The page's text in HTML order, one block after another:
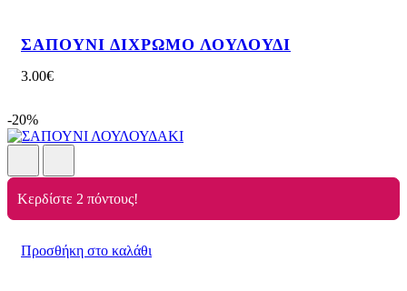
ΣΑΠΟΥΝΙ ΔΙΧΡΩΜΟ ΛΟΥΛΟΥΔΙ
3.00€
-20%
Κερδίστε 2 πόντους!
Προσθήκη στο καλάθι